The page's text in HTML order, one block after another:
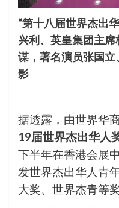
“第十八届世界杰出
兴利、英皇集团主
谋，著名演员张国
影
据透露，由世界华
19届世界杰出华人
下半年在香港会展
发世界杰出华人青
大奖、世界杰青等